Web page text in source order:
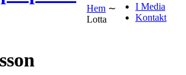
I Media
Kontakt
Hem ∼
Lotta